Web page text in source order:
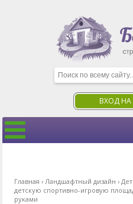
ВХОД
Главная ›Ландшафтный дизайн ›
детскую спортивно-игровую
руками